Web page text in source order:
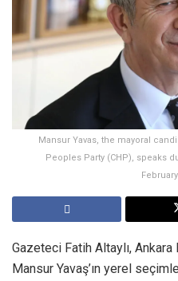
Mansur Yavas, the mayoral
Peoples Party (CHP), speaks
Gazeteci Fatih Altaylı,
Mansur Yavaş’ın yerel